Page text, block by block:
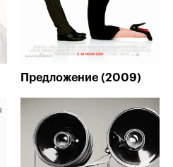
Предложение (2009)